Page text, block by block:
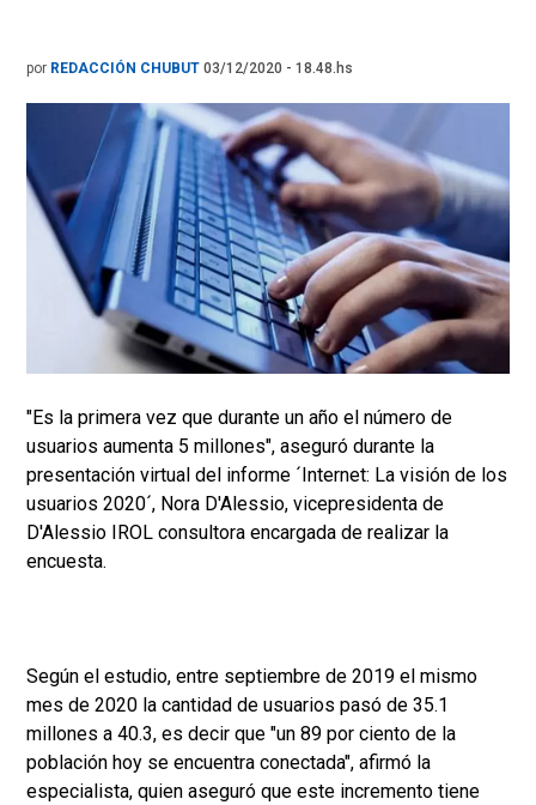
por REDACCIÓN CHUBUT 03/12/2020 - 18.48.hs
"Es la primera vez que durante un año el número de
usuarios aumenta 5 millones", aseguró durante la
presentación virtual del informe ´Internet: La visión de los
usuarios 2020´, Nora D'Alessio, vicepresidenta de
D'Alessio IROL consultora encargada de realizar la
encuesta.
Según el estudio, entre septiembre de 2019 el mismo
mes de 2020 la cantidad de usuarios pasó de 35.1
millones a 40.3, es decir que "un 89 por ciento de la
población hoy se encuentra conectada", afirmó la
especialista, quien aseguró que este incremento tiene